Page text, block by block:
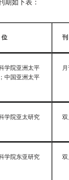
期如下表：
位
学院亚洲太平
中国亚洲太平
学院亚太研究
学院东亚研究